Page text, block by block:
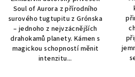
Soul of Aurora z přírodního
surového tugtupitu z Grónska
– jednoho z nejvzácnějších
drahokamů planety. Kámen s
magickou schopností měnit
intenzitu...